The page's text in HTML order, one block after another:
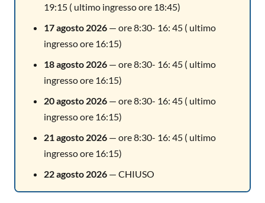
19:15 ( ultimo ingresso ore 18:45)
17 agosto 2026 — ore 8:30- 16: 45 ( ultimo
ingresso ore 16:15)
18 agosto 2026 — ore 8:30- 16: 45 ( ultimo
ingresso ore 16:15)
20 agosto 2026 — ore 8:30- 16: 45 ( ultimo
ingresso ore 16:15)
21 agosto 2026 — ore 8:30- 16: 45 ( ultimo
ingresso ore 16:15)
22 agosto 2026 — CHIUSO